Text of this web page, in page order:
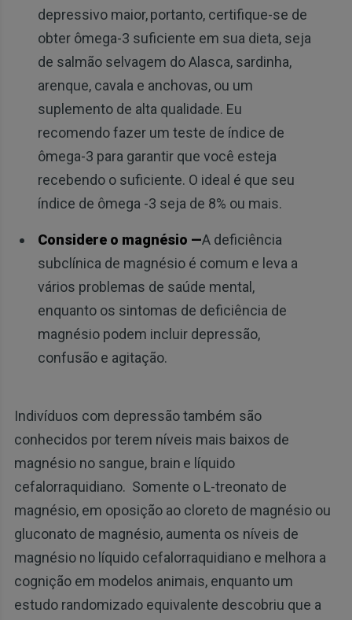
depressivo maior,portanto, certifique-se de
obter ômega-3 suficiente em sua dieta, seja
de salmão selvagem do Alasca, sardinha,
arenque, cavala e anchovas, ou um
suplemento de alta qualidade. Eu
recomendo fazer um teste de índice de
ômega-3 para garantir que você esteja
recebendo o suficiente. O ideal é que seu
índice de ômega -3 seja de 8% ou mais.
Considere o magnésio —A deficiência
subclínica de magnésio é comum e leva a
vários problemas de saúde mental,
enquanto os sintomas de deficiência de
magnésio podem incluir depressão,
confusão e agitação.
Indivíduos com depressão também são
conhecidos por terem níveis mais baixos de
magnésio no sangue, brain e líquido
cefalorraquidiano. Somente o L-treonato de
magnésio, em oposição ao cloreto de magnésio ou
gluconato de magnésio, aumenta os níveis de
magnésio no líquido cefalorraquidiano e melhora a
cognição em modelos animais, enquanto um
estudo randomizado equivalente descobriu que a